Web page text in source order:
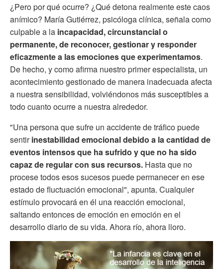
¿Pero por qué ocurre? ¿Qué detona realmente este caos
anímico? María Gutiérrez, psicóloga clínica, señala como
culpable a la incapacidad, circunstancial o
permanente, de reconocer, gestionar y responder
eficazmente a las emociones que experimentamos.
De hecho, y como afirma nuestro primer especialista, un
acontecimiento gestionado de manera inadecuada afecta
a nuestra sensibilidad, volviéndonos más susceptibles a
todo cuanto ocurre a nuestra alrededor.
"Una persona que sufre un accidente de tráfico puede
sentirinestabilidad emocional debido a la cantidad de
eventos intensos que ha sufrido y que no ha sido
capaz de regular con sus recursos. Hasta que no
procese todos esos sucesos puede permanecer en ese
estado de fluctuación emocional", apunta. Cualquier
estímulo provocará en él una reacción emocional,
saltando entonces de emoción en emoción en el
desarrollo diario de su vida. Ahora río, ahora lloro.